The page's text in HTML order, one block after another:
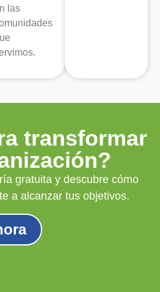
las
transformar
gratuita y descubre cómo
a alcanzar tus objetivos.